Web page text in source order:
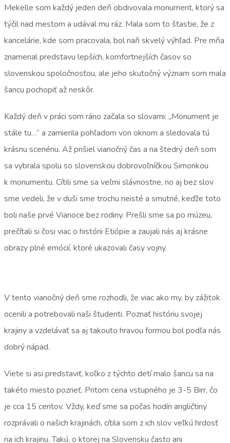
Mekelle som každý jeden deň obdivovala monument, ktorý sa
týčil nad mestom a udával mu ráz. Mala som to šťastie, že z
kancelárie, kde som pracovala, bol naň skvelý výhľad. Pre mňa
znamenal predstavu lepších, komfortnejších časov so
slovenskou spoločnosťou, ale jeho skutočný význam som mala
šancu pochopiť až neskôr.
Každý deň v práci som ráno začala so slovami: ,,Monument je
stále tu…“ a zamierila pohľadom von oknom a sledovala tú
krásnu scenériu. Až prišiel vianočný čas a na štedrý deň som
sa vybrala spolu so slovenskou dobrovoľníčkou Simonkou
k monumentu. Cítili sme sa veľmi slávnostne, no aj bez slov
sme vedeli, že v duši sme trochu neisté a smutné, keďže toto
boli naše prvé Vianoce bez rodiny. Prešli sme sa po múzeu,
prečítali si čosi viac o histórii Etiópie a zaujali nás aj krásne
obrazy plné emócií, ktoré ukazovali časy vojny.
V tento vianočný deň sme rozhodli, že viac ako my, by zážitok
ocenili a potrebovali naši študenti. Poznať históriu svojej
krajiny a vzdelávať sa aj takouto hravou formou bol podľa nás
dobrý nápad.
Viete si asi predstaviť, koľko z týchto detí malo šancu sa na
takéto miesto pozrieť. Pritom cena vstupného je 3-5 Birr, čo
je cca 15 centov. Vždy, keď sme sa počas hodín angličtiny
rozprávali o našich krajinách, cítila som z ich slov veľkú hrdosť
na ich krajinu. Takú, o ktorej na Slovensku často ani